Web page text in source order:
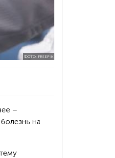
ФОТО: FREEPIK
–
на